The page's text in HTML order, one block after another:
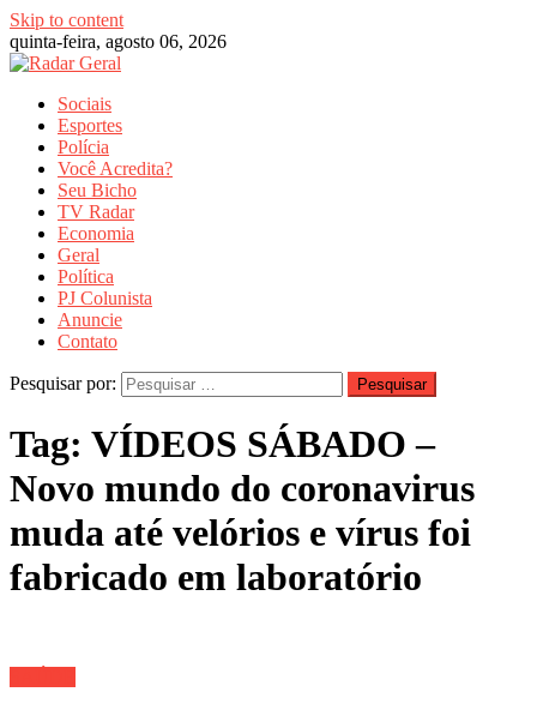
Skip to content
quinta-feira, agosto 06, 2026
Sociais
Esportes
Polícia
Você Acredita?
Seu Bicho
TV Radar
Economia
Geral
Política
PJ Colunista
Anuncie
Contato
Pesquisar por:
Tag: VÍDEOS SÁBADO –
Novo mundo do coronavirus
muda até velórios e vírus foi
fabricado em laboratório